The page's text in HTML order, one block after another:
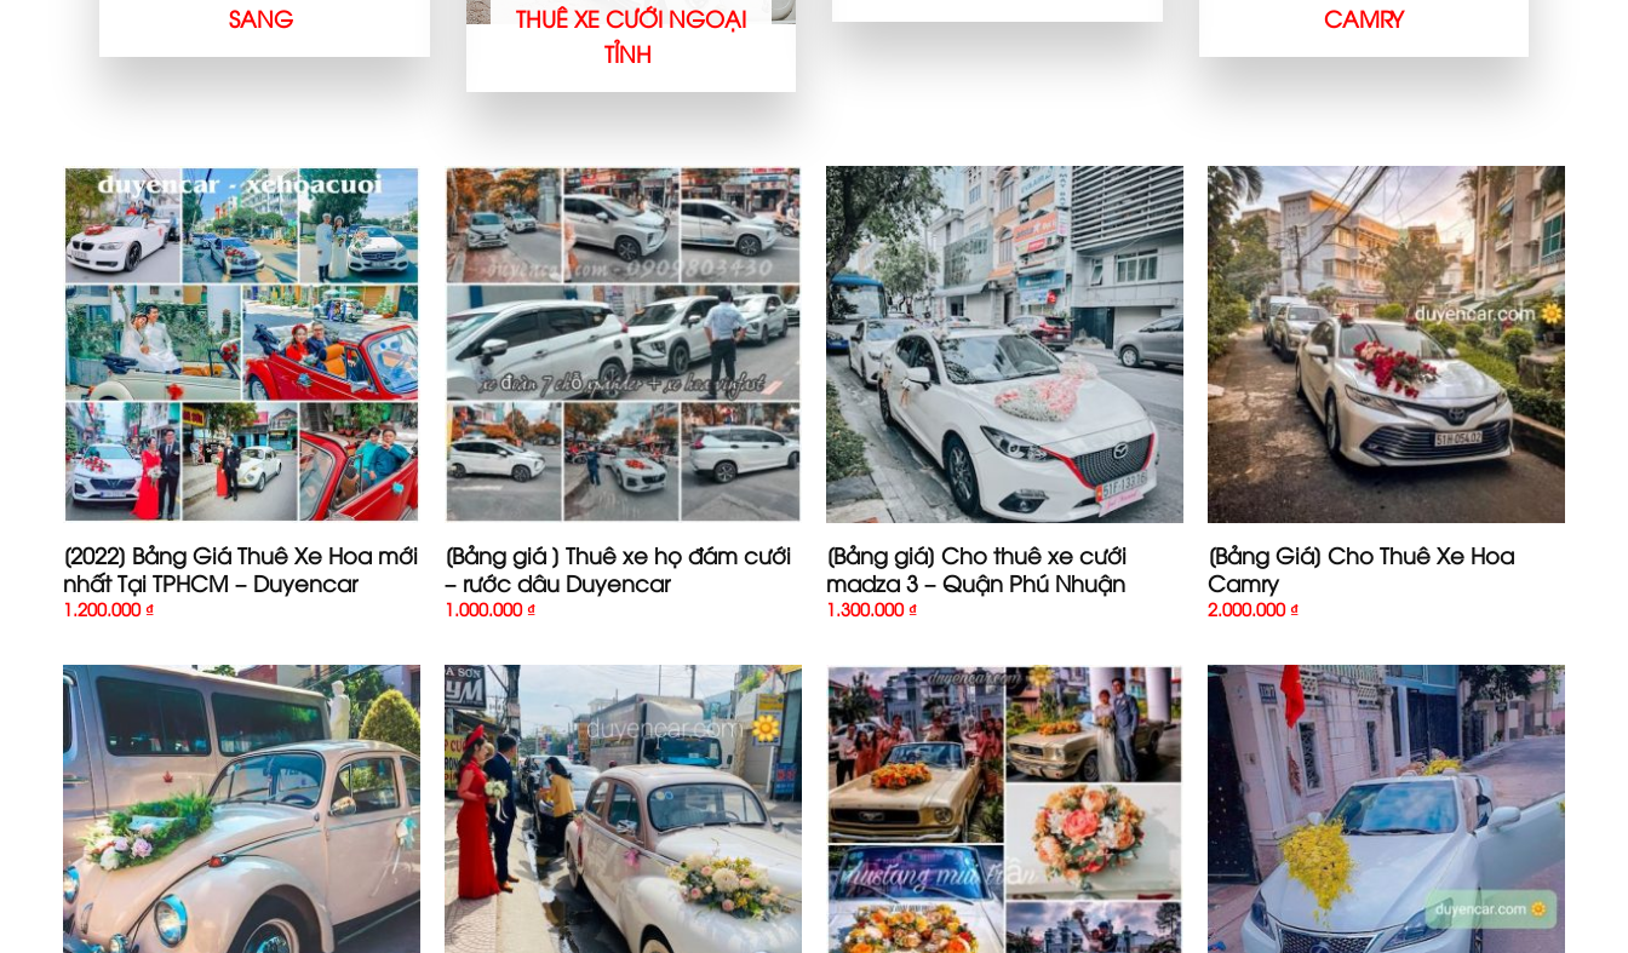
SANG
THUÊ XE CƯỚI NGOẠI
TỈNH
CAMRY
[2022] Bảng Giá Thuê Xe Hoa mới
nhất Tại TPHCM – Duyencar
1.200.000₫
[Bảng giá ] Thuê xe họ đám cưới
– rước dâu Duyencar
1.000.000₫
[Bảng giá] Cho thuê xe cưới
madza 3 – Quận Phú Nhuận
1.300.000₫
[Bảng Giá] Cho Thuê Xe Hoa
Camry
2.000.000₫